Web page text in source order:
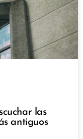
las
antiguos